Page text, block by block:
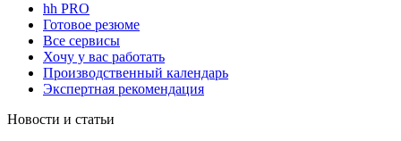
hh PRO
Готовое резюме
Все сервисы
Хочу у вас работать
Производственный календарь
Экспертная рекомендация
Новости и статьи